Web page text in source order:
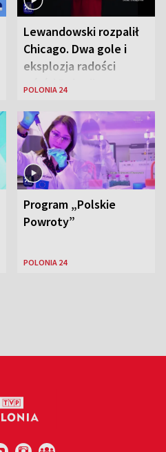
Lewandowski rozpalił
Chicago. Dwa gole i
eksplozja radości
wśród Polonii
POLONIA 24
Program „Polskie
Powroty”
POLONIA 24